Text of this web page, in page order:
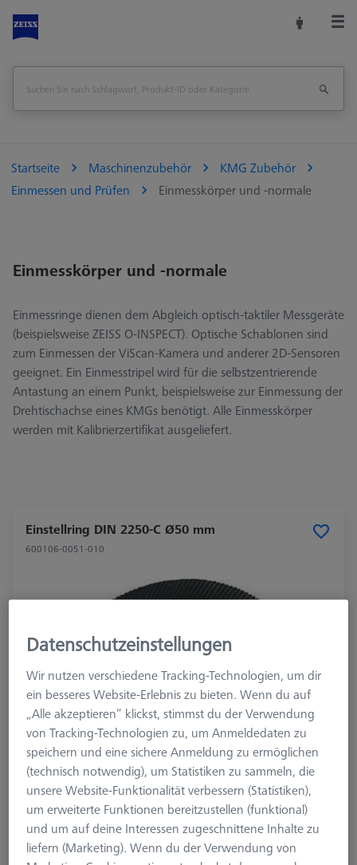
Startseite Maschinenzubehör
KMG Zubehör
Einmessen und Prüfen
Einmesskörper und -normale
Einmesskörper und -normale
Einmessringe dienen dem Abgleich optisch-taktiler Messgeräte
(beispielsweise ZEISS O-INSPECT). Optische Schablonen sind
zum Einmessen der ViScan-Kamera und anderer 2D-Sensoren
geeignet. Ein Einmesstripel wird für die selbstzentrierende
Antastung an einem Punkt, beispielsweise zur Einmessung der
Drehtischachse eines KMGs benötigt. Alle Einmesskörper
werden mit Kalibrierzertifikat ausgeliefert.
Einstellring DIN 2250-C Ø50 mm
600106-0051-010
Datenschutzeinstellungen
Wir nutzen verschiedene Tracking-Technologien, um dir
ein besseres Website-Erlebnis zu bieten. Wenn du auf
„Alle akzeptieren“ klickst, stimmst du der Verwendung
von Tracking-Technologien zu, um Anmeldedaten zu
speichern und eine sichere Anmeldung zu ermöglichen
(technisch notwendig), um Statistiken zu sammeln, die
unsere Website-Funktionalität verbessern (Statistiken),
um erweiterte Funktionen bereitzustellen (funktional)
und um auf deine Interessen zugeschnittene Inhalte zu
liefern (Marketing). Wenn du der Verwendung von